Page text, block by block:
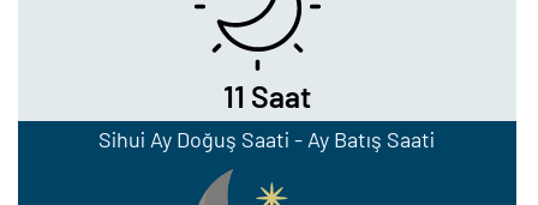
11 Saat
Sihui Ay Doğuş Saati - Ay Batış Saati